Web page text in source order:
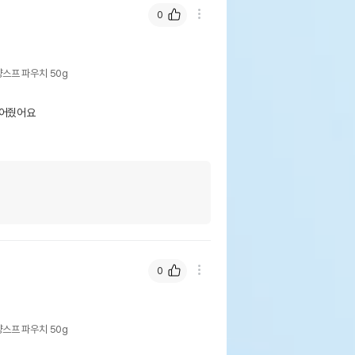
스프 파우치 50g
줬어요
0
스프 파우치 50g
0